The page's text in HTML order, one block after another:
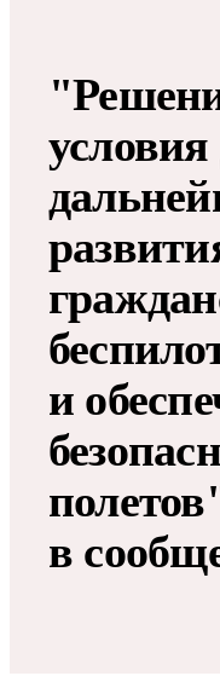
и
в